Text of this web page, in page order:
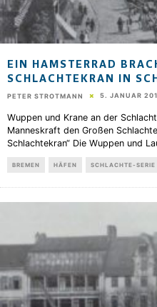
EIN HAMSTERRAD
SCHLACHTEKRAN IN
PETER STROTMANN 5. JANUAR
Wuppen und Krane an der
Manneskraft den Großen
Schlachtekran“ Die Wuppen und
BREMEN HÄFEN SCHLACHTE-SERIE